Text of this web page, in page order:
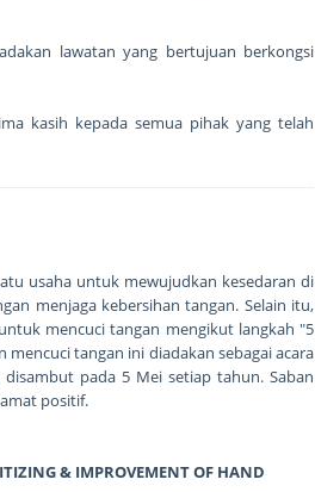
lawatan yang bertujuan berkongsi
kasih kepada semua pihak yang telah
usaha untuk mewujudkan kesedaran di
menjaga kebersihan tangan. Selain itu,
mencuci tangan mengikut langkah "5
tangan ini diadakan sebagai acara
pada 5 Mei setiap tahun. Saban
positif.
& IMPROVEMENT OF HAND